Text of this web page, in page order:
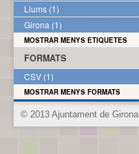
Llums (1)
Girona (1)
MOSTRAR MENYS ETIQUETES
FORMATS
CSV (1)
MOSTRAR MENYS FORMATS
© 2013 Ajuntament de Girona